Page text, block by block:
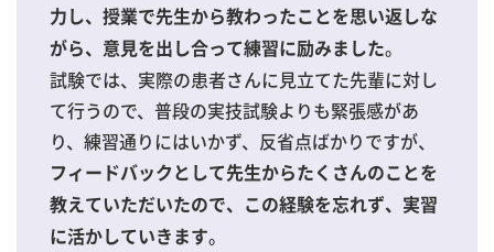
力し、授業で先生から教わったことを思い返しな
がら、意見を出し合って練習に励みました。
試験では、実際の患者さんに見立てた先輩に対し
て行うので、普段の実技試験よりも緊張感があ
り、練習通りにはいかず、反省点ばかりですが、
フィードバックとして先生からたくさんのことを
教えていただいたので、この経験を忘れず、実習
に活かしていきます。